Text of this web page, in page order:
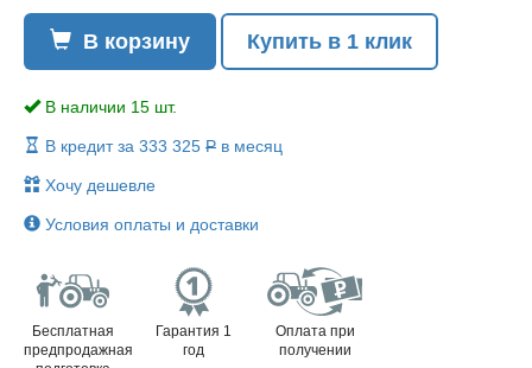
В корзину Купить в 1 клик
В наличии 15 шт.
В кредит за 333 325 Р в месяц
Хочу дешевле
Условия оплаты и доставки
Бесплатная
предпродажная
Гарантия 1
год
Оплата при
получении